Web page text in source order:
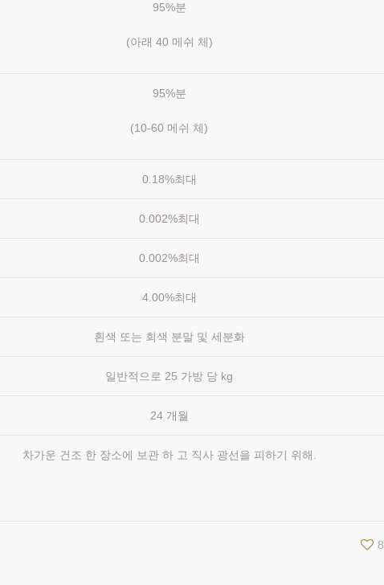
95%분
(아래 40 메쉬 체)
95%분
(10-60 메쉬 체)
0.18%최대
0.002%최대
0.002%최대
4.00%최대
흰색 또는 회색 분말 및 세분화
일반적으로 25 가방 당 kg
24 개월
차가운 건조 한 장소에 보관 하 고 직사 광선을 피하기 위해.